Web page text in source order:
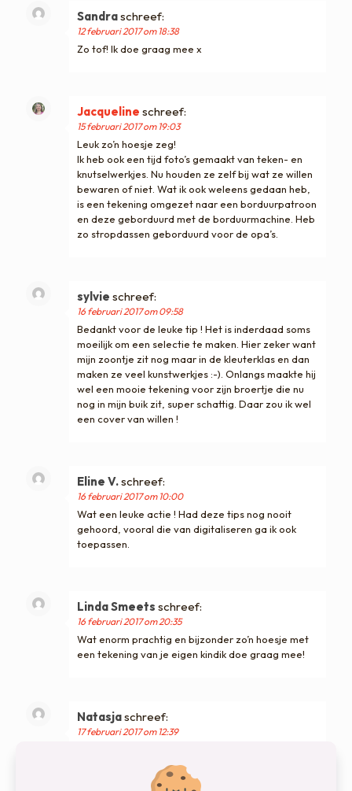
Sandraschreef:
12 februari 2017 om 18:38
Zo tof! Ik doe graag mee x
Jacqueline schreef:
15 februari 2017 om 19:03
Leuk zo’n hoesje zeg!
Ik heb ook een tijd foto’s gemaakt van teken- en
knutselwerkjes. Nu houden ze zelf bij wat ze willen
bewaren of niet. Wat ik ook weleens gedaan heb,
is een tekening omgezet naar een borduurpatroon
en deze geborduurd met de borduurmachine. Heb
zo stropdassen geborduurd voor de opa’s.
sylvie schreef:
16 februari 2017 om 09:58
Bedankt voor de leuke tip ! Het is inderdaad soms
moeilijk om een selectie te maken. Hier zeker want
mijn zoontje zit nog maar in de kleuterklas en dan
maken ze veel kunstwerkjes :-). Onlangs maakte hij
wel een mooie tekening voor zijn broertje die nu
nog in mijn buik zit, super schattig. Daar zou ik wel
een cover van willen !
Eline V.schreef:
16 februari 2017 om 10:00
Wat een leuke actie ! Had deze tips nog nooit
gehoord, vooral die van digitaliseren ga ik ook
toepassen.
Linda Smeets schreef:
16 februari 2017 om 20:35
Wat enorm prachtig en bijzonder zo’n hoesje met
een tekening van je eigen kindik doe graag mee!
Natasjaschreef:
17 februari 2017 om 12:39
tekeningenproblematiek herkenbaar
kleirrijk hoesje kan ik ook gebruiken. Tekeningen zat